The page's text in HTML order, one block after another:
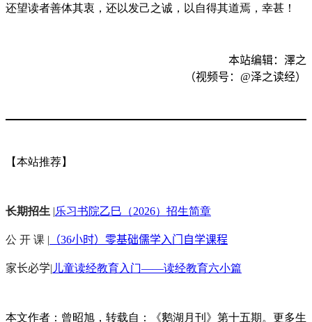
还望读者善体其衷，还以发己之诚，以自得其道焉，幸甚！
本站编辑：澤之
（视频号： @泽之读经）
【本站推荐】
长期招生 |乐习书院乙巳（2026）招生简章
公 开 课 | （36小时）零基础儒学入门自学课程
家长必学| 儿童读经教育入门——读经教育六小篇
本文作者：曾昭旭，转载自：《鹅湖月刊》第十五期。更多生